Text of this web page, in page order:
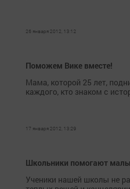
26 января 2012, 13:12
Поможем Вике вместе!
Мама, которой 25 лет,
каждого, кто знаком с
17 января 2012, 13:29
Школьники помогают
Ученики нашей школы не